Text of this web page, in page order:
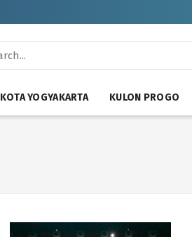
KOTA YOGYAKARTA KULON PROGO